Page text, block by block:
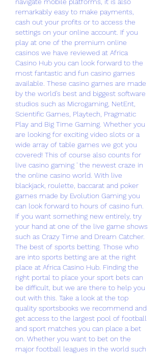
remarkably easy to make payments,
cash out your profits or to access the
settings on your online account. If you
play at one of the premium online
casinos we have reviewed at Africa
Casino Hub you can look forward to the
most fantastic and fun casino games
available. These casino games are made
by the world's best and biggest software
studios such as Microgaming, NetEnt,
Scientific Games, Playtech, Pragmatic
Play and Big Time Gaming. Whether you
are looking for exciting video slots or a
wide array of table games we got you
covered! This of course also counts for
live casino gaming ' the newest craze in
the online casino world. With live
blackjack, roulette, baccarat and poker
games made by Evolution Gaming you
can look forward to hours of casino fun.
If you want something new entirely, try
your hand at one of the live game shows
such as Crazy Time and Dream Catcher.
The best of sports betting. Those who
are into sports betting are at the right
place at Africa Casino Hub. Finding the
right portal to place your sport bets can
be difficult, but we are there to help you
out with this. Take a look at the top
quality sportsbooks we recommend and
get access to the largest pool of football
and sport matches you can place a bet
on. Whether you want to bet on the
major football leagues in the world such